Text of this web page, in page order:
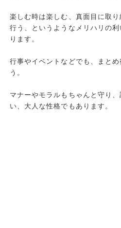
楽しむ時は楽しむ、真面目に取
行う、というようなメリハリの
ります。
行事やイベントなどでも、まと
う。
マナーやモラルもちゃんと守り
い、大人な性格でもあります。